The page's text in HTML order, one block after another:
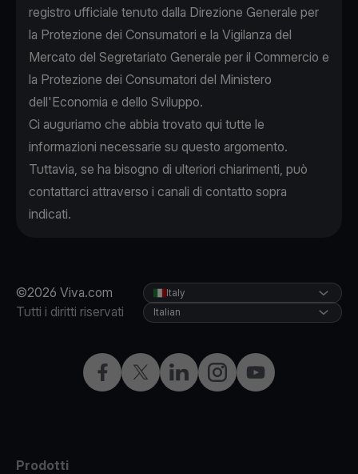
registro ufficiale tenuto dalla Direzione Generale per
la Protezione dei Consumatori e la Vigilanza del
Mercato del Segretariato Generale per il Commercio e
la Protezione dei Consumatori del Ministero
dell'Economia e dello Sviluppo.
Ci auguriamo che abbia trovato qui tutte le
informazioni necessarie su questo argomento.
Tuttavia, se ha bisogno di ulteriori chiarimenti, può
contattarci attraverso i canali di contatto sopra
indicati.
©2026 Viva.com
Tutti i diritti riservati
Facebook
X LinkedInInstagramYouTube
Italy
Italian
Prodotti